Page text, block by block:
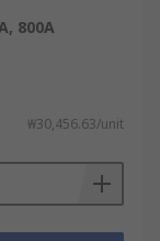
800A
₩30,456.63/unit